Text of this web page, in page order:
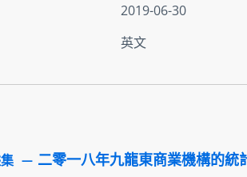
2019-06-30
英文
二零一八年九龍東商業機構的統